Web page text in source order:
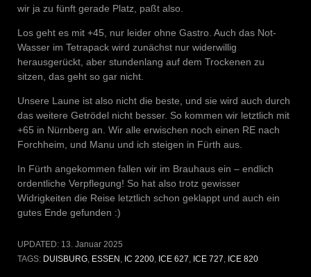
wir ja zu fünft gerade Platz, paßt also.
Los geht es mit +45, nur leider ohne Gastro. Auch das Not-
Wasser im Tetrapack wird zunächst nur widerwillig
herausgerückt, aber stundenlang auf dem Trockenen zu
sitzen, das geht so gar nicht.
Unsere Laune ist also nicht die beste, und sie wird auch durch
das weitere Getrödel nicht besser. So kommen wir letztlich mit
+65 in Nürnberg an. Wir alle erwischen noch einen RE nach
Forchheim, und Manu und ich steigen in Fürth aus.
In Fürth angekommen fallen wir im Brauhaus ein – endlich
ordentliche Verpflegung! So hat also trotz gewisser
Widrigkeiten die Reise letztlich schon geklappt und auch ein
gutes Ende gefunden :)
UPDATED: 13. Januar 2025
TAGS: DUISBURG, ESSEN, IC 2200, ICE 627, ICE 727, ICE 820